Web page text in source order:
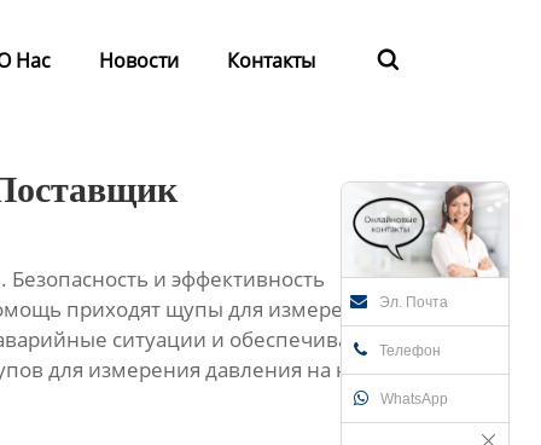
Нас Новости Контакты 
Эл. Почта
Телефон
WhatsApp
и эффективность
приходят щупы для измерения
ситуации и обеспечивая
для измерения давления на нефтяные